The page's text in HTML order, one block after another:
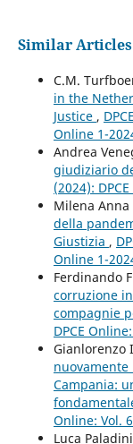
Similar Articles
C.M.
in the
Justice ,
Online 1-
Andrea
giudiziario
(2024):
Milena
della
Giustizia ,
Online 1-
Ferdinando
corruzione
compagnie
DPCE
Gianlorenzo
Campania:
Online: Vol.
Luca